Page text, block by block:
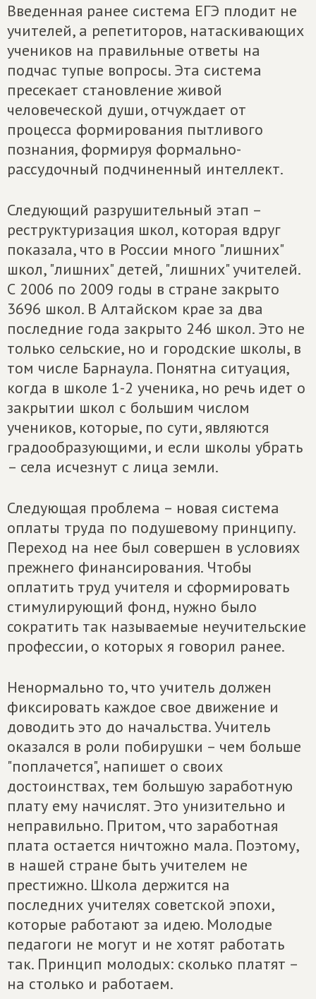
Введенная ранее система ЕГЭ плодит не
учителей, а репетиторов, натаскивающих
учеников на правильные ответы на
подчас тупые вопросы. Эта система
пресекает становление живой
человеческой души, отчуждает от
процесса формирования пытливого
познания, формируя формально-
рассудочный подчиненный интеллект.
Следующий разрушительный этап –
реструктуризация школ, которая вдруг
показала, что в России много "лишних"
школ, "лишних" детей, "лишних" учителей.
С 2006 по 2009 годы в стране закрыто
3696 школ. В Алтайском крае за два
последние года закрыто 246 школ. Это не
только сельские, но и городские школы, в
том числе Барнаула. Понятна ситуация,
когда в школе 1-2 ученика, но речь идет о
закрытии школ с большим числом
учеников, которые, по сути, являются
градообразующими, и если школы убрать
– села исчезнут с лица земли.
Следующая проблема – новая система
оплаты труда по подушевому принципу.
Переход на нее был совершен в условиях
прежнего финансирования. Чтобы
оплатить труд учителя и сформировать
стимулирующий фонд, нужно было
сократить так называемые неучительские
профессии, о которых я говорил ранее.
Ненормально то, что учитель должен
фиксировать каждое свое движение и
доводить это до начальства. Учитель
оказался в роли побирушки – чем больше
"поплачется", напишет о своих
достоинствах, тем большую заработную
плату ему начислят. Это унизительно и
неправильно. Притом, что заработная
плата остается ничтожно мала. Поэтому,
в нашей стране быть учителем не
престижно. Школа держится на
последних учителях советской эпохи,
которые работают за идею. Молодые
педагоги не могут и не хотят работать
так. Принцип молодых: сколько платят –
на столько и работаем.